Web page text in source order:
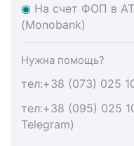
◉ На счет ФОП в
(Monobank)
Нужна помощь?
тел:+38 (073) 025
тел:+38 (095) 025
Telegram)